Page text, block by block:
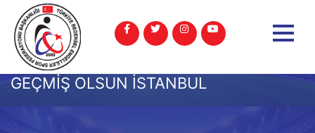
GEÇMİŞ OLSUN İSTANBUL